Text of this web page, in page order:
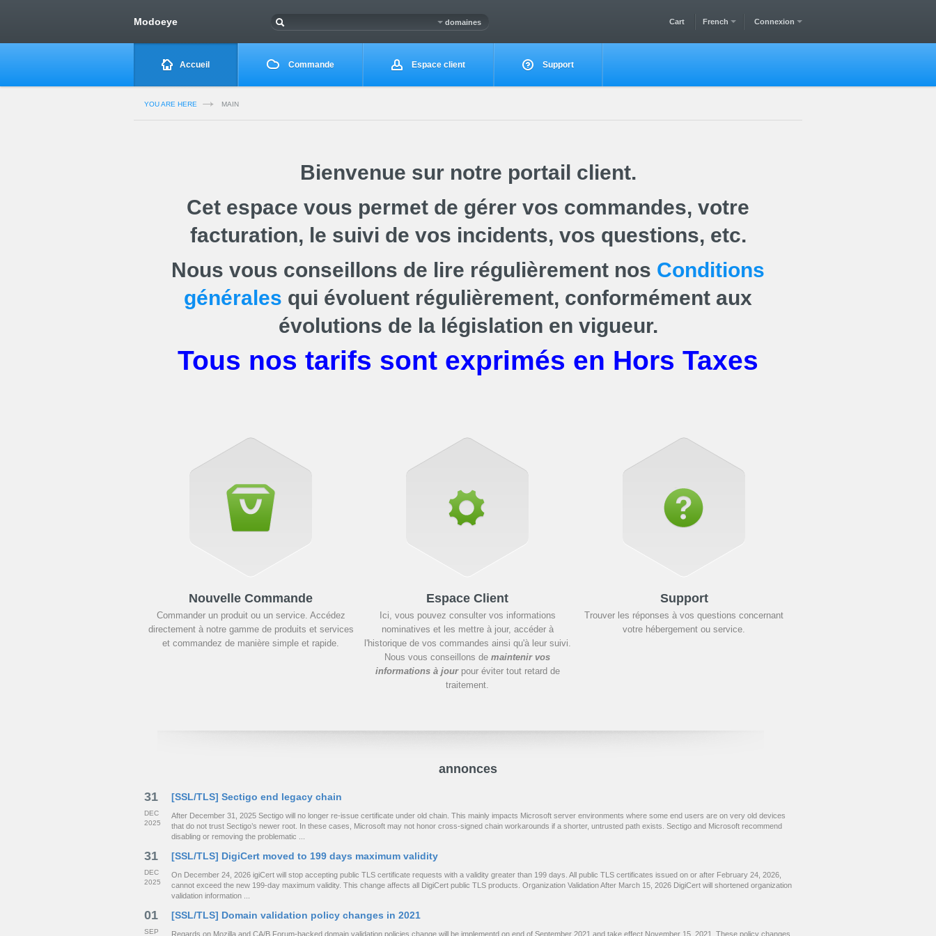
Modoeye domaines Connexion
French
Cart
Accueil Commande Espace client Support
YOU ARE HERE MAIN
Bienvenue sur notre portail client.
Cet espace vous permet de gérer vos commandes, votre
facturation, le suivi de vos incidents, vos questions, etc.
Nous vous conseillons de lire régulièrement nos Conditions
générales qui évoluent régulièrement, conformément aux
évolutions de la législation en vigueur.
Tous nos tarifs sont exprimés en Hors Taxes
Nouvelle Commande
Commander un produit ou un service. Accédez
directement à notre gamme de produits et services
et commandez de manière simple et rapide.
Espace Client
Ici, vous pouvez consulter vos informations
nominatives et les mettre à jour, accéder à
l'historique de vos commandes ainsi qu'à leur suivi.
Nous vous conseillons demaintenir vos
informations à jourpour éviter tout retard de
traitement.
Support
Trouver les réponses à vos questions concernant
votre hébergement ou service.
annonces
31
DEC
2025
[SSL/TLS] Sectigo end legacy chain
After December 31, 2025 Sectigo will no longer re-issue certificate under old chain. This mainly impacts Microsoft server environments where some end users are on very old devices
that do not trust Sectigo’s newer root. In these cases, Microsoft may not honor cross-signed chain workarounds if a shorter, untrusted path exists. Sectigo and Microsoft recommend
disabling or removing the problematic ...
31
DEC
2025
[SSL/TLS] DigiCert moved to 199 days maximum validity
On December 24, 2026 igiCert will stop accepting public TLS certificate requests with a validity greater than 199 days. All public TLS certificates issued on or after February 24, 2026,
cannot exceed the new 199-day maximum validity. This change affects all DigiCert public TLS products. Organization Validation After March 15, 2026 DigiCert will shortened organization
validation information ...
01
SEP
[SSL/TLS] Domain validation policy changes in 2021
Regards on Mozilla and CA/B Forum-backed domain validation policies change will be implementd on end of September 2021 and take effect November 15, 2021. These policy changes